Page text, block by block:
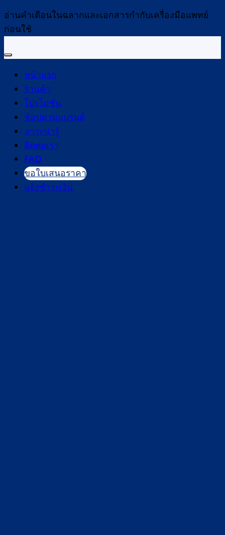
อ่านคำเตือนในฉลากและเอกสารกำกับเครื่องมือแพทย์
ก่อนใช้
หน้าแรก
ร้านค้า
โปรโมชัน
ช้อปตามแบรนด์
สาระน่ารู้
ติดต่อเรา
FAQ
ขอใบเสนอราคา
แจ้งชำระเงิน